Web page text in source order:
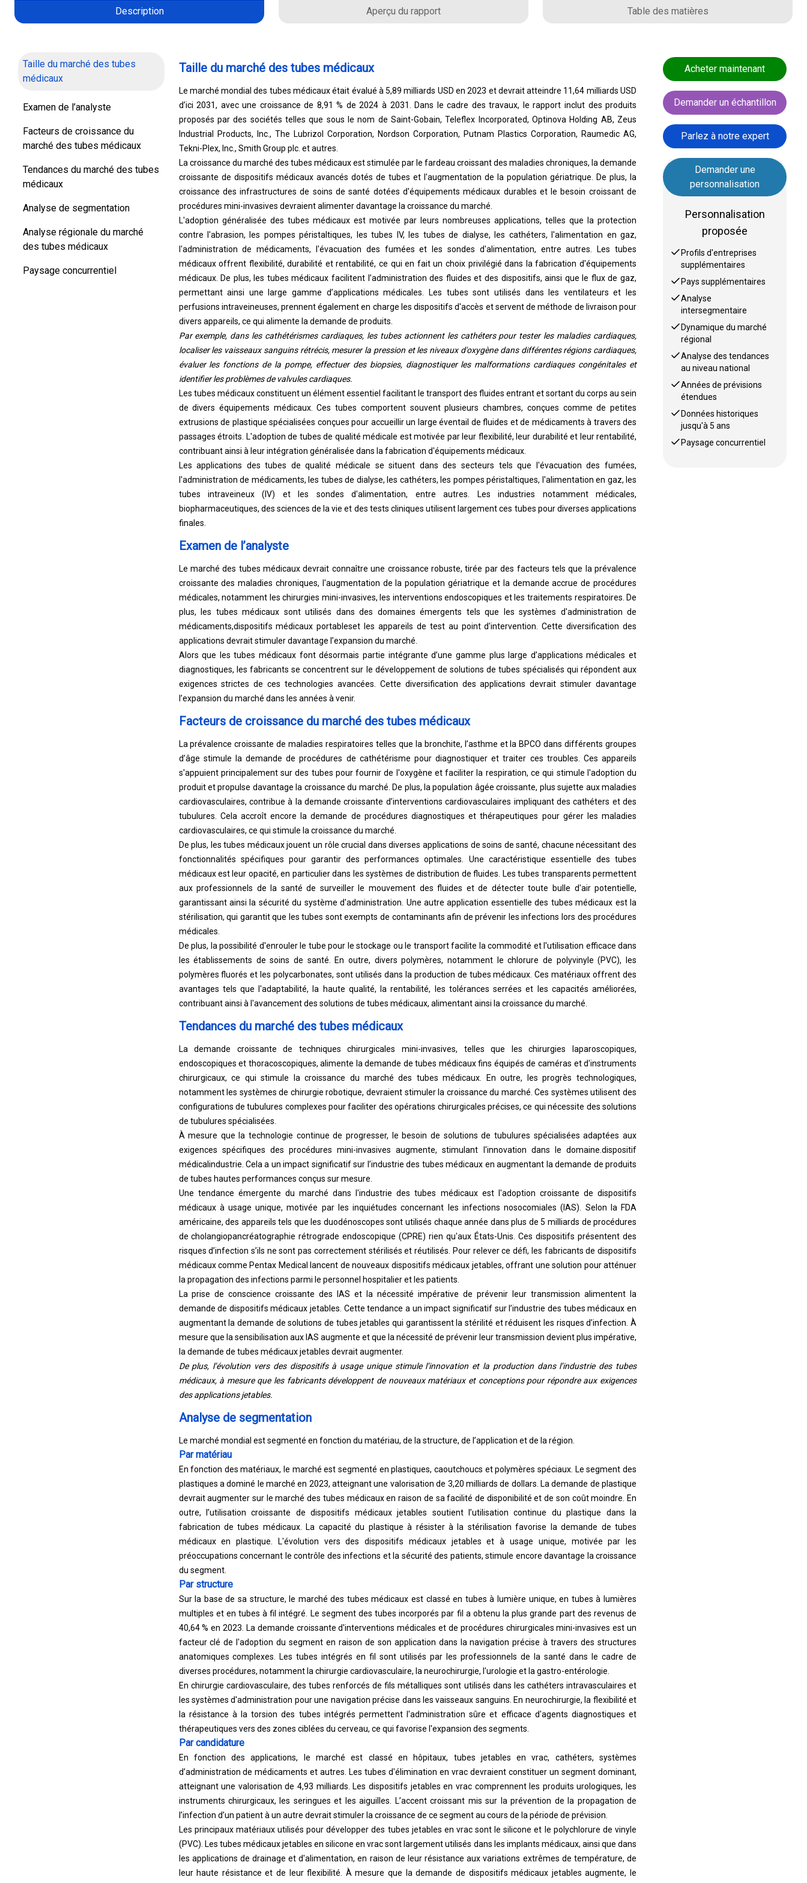
Description Aperçu du rapport Table des matières
Taille du marché des tubes
médicaux
Examen de l’analyste
Facteurs de croissance du
marché des tubes médicaux
Tendances du marché des tubes
médicaux
Analyse de segmentation
Analyse régionale du marché
des tubes médicaux
Paysage concurrentiel
Taille du marché des tubes médicaux
Le marché mondial des tubes médicaux était évalué à 5,89 milliards USD en 2023 et devrait atteindre 11,64 milliards USD
d’ici 2031, avec une croissance de 8,91 % de 2024 à 2031. Dans le cadre des travaux, le rapport inclut des produits
proposés par des sociétés telles que sous le nom de Saint-Gobain, Teleflex Incorporated, Optinova Holding AB, Zeus
Industrial Products, Inc., The Lubrizol Corporation, Nordson Corporation, Putnam Plastics Corporation, Raumedic AG,
Tekni-Plex, Inc., Smith Group plc. et autres.
La croissance du marché des tubes médicaux est stimulée par le fardeau croissant des maladies chroniques, la demande
croissante de dispositifs médicaux avancés dotés de tubes et l'augmentation de la population gériatrique. De plus, la
croissance des infrastructures de soins de santé dotées d'équipements médicaux durables et le besoin croissant de
procédures mini-invasives devraient alimenter davantage la croissance du marché.
L'adoption généralisée des tubes médicaux est motivée par leurs nombreuses applications, telles que la protection
contre l'abrasion, les pompes péristaltiques, les tubes IV, les tubes de dialyse, les cathéters, l'alimentation en gaz,
l'administration de médicaments, l'évacuation des fumées et les sondes d'alimentation, entre autres. Les tubes
médicaux offrent flexibilité, durabilité et rentabilité, ce qui en fait un choix privilégié dans la fabrication d'équipements
médicaux. De plus, les tubes médicaux facilitent l’administration des fluides et des dispositifs, ainsi que le flux de gaz,
permettant ainsi une large gamme d’applications médicales. Les tubes sont utilisés dans les ventilateurs et les
perfusions intraveineuses, prennent également en charge les dispositifs d'accès et servent de méthode de livraison pour
divers appareils, ce qui alimente la demande de produits.
Par exemple, dans les cathétérismes cardiaques, les tubes actionnent les cathéters pour tester les maladies cardiaques,
localiser les vaisseaux sanguins rétrécis, mesurer la pression et les niveaux d'oxygène dans différentes régions cardiaques,
évaluer les fonctions de la pompe, effectuer des biopsies, diagnostiquer les malformations cardiaques congénitales et
identifier les problèmes de valvules cardiaques.
Les tubes médicaux constituent un élément essentiel facilitant le transport des fluides entrant et sortant du corps au sein
de divers équipements médicaux. Ces tubes comportent souvent plusieurs chambres, conçues comme de petites
extrusions de plastique spécialisées conçues pour accueillir un large éventail de fluides et de médicaments à travers des
passages étroits. L'adoption de tubes de qualité médicale est motivée par leur flexibilité, leur durabilité et leur rentabilité,
contribuant ainsi à leur intégration généralisée dans la fabrication d'équipements médicaux.
Les applications des tubes de qualité médicale se situent dans des secteurs tels que l'évacuation des fumées,
l'administration de médicaments, les tubes de dialyse, les cathéters, les pompes péristaltiques, l'alimentation en gaz, les
tubes intraveineux (IV) et les sondes d'alimentation, entre autres. Les industries notamment médicales,
biopharmaceutiques, des sciences de la vie et des tests cliniques utilisent largement ces tubes pour diverses applications
finales.
Examen de l’analyste
Le marché des tubes médicaux devrait connaître une croissance robuste, tirée par des facteurs tels que la prévalence
croissante des maladies chroniques, l'augmentation de la population gériatrique et la demande accrue de procédures
médicales, notamment les chirurgies mini-invasives, les interventions endoscopiques et les traitements respiratoires. De
plus, les tubes médicaux sont utilisés dans des domaines émergents tels que les systèmes d'administration de
médicaments,dispositifs médicaux portableset les appareils de test au point d'intervention. Cette diversification des
applications devrait stimuler davantage l’expansion du marché.
Alors que les tubes médicaux font désormais partie intégrante d’une gamme plus large d’applications médicales et
diagnostiques, les fabricants se concentrent sur le développement de solutions de tubes spécialisés qui répondent aux
exigences strictes de ces technologies avancées. Cette diversification des applications devrait stimuler davantage
l’expansion du marché dans les années à venir.
Facteurs de croissance du marché des tubes médicaux
La prévalence croissante de maladies respiratoires telles que la bronchite, l’asthme et la BPCO dans différents groupes
d’âge stimule la demande de procédures de cathétérisme pour diagnostiquer et traiter ces troubles. Ces appareils
s'appuient principalement sur des tubes pour fournir de l'oxygène et faciliter la respiration, ce qui stimule l'adoption du
produit et propulse davantage la croissance du marché. De plus, la population âgée croissante, plus sujette aux maladies
cardiovasculaires, contribue à la demande croissante d’interventions cardiovasculaires impliquant des cathéters et des
tubulures. Cela accroît encore la demande de procédures diagnostiques et thérapeutiques pour gérer les maladies
cardiovasculaires, ce qui stimule la croissance du marché.
De plus, les tubes médicaux jouent un rôle crucial dans diverses applications de soins de santé, chacune nécessitant des
fonctionnalités spécifiques pour garantir des performances optimales. Une caractéristique essentielle des tubes
médicaux est leur opacité, en particulier dans les systèmes de distribution de fluides. Les tubes transparents permettent
aux professionnels de la santé de surveiller le mouvement des fluides et de détecter toute bulle d'air potentielle,
garantissant ainsi la sécurité du système d'administration. Une autre application essentielle des tubes médicaux est la
stérilisation, qui garantit que les tubes sont exempts de contaminants afin de prévenir les infections lors des procédures
médicales.
De plus, la possibilité d'enrouler le tube pour le stockage ou le transport facilite la commodité et l'utilisation efficace dans
les établissements de soins de santé. En outre, divers polymères, notamment le chlorure de polyvinyle (PVC), les
polymères fluorés et les polycarbonates, sont utilisés dans la production de tubes médicaux. Ces matériaux offrent des
avantages tels que l'adaptabilité, la haute qualité, la rentabilité, les tolérances serrées et les capacités améliorées,
contribuant ainsi à l'avancement des solutions de tubes médicaux, alimentant ainsi la croissance du marché.
Tendances du marché des tubes médicaux
La demande croissante de techniques chirurgicales mini-invasives, telles que les chirurgies laparoscopiques,
endoscopiques et thoracoscopiques, alimente la demande de tubes médicaux fins équipés de caméras et d'instruments
chirurgicaux, ce qui stimule la croissance du marché des tubes médicaux. En outre, les progrès technologiques,
notamment les systèmes de chirurgie robotique, devraient stimuler la croissance du marché. Ces systèmes utilisent des
configurations de tubulures complexes pour faciliter des opérations chirurgicales précises, ce qui nécessite des solutions
de tubulures spécialisées.
À mesure que la technologie continue de progresser, le besoin de solutions de tubulures spécialisées adaptées aux
exigences spécifiques des procédures mini-invasives augmente, stimulant l'innovation dans le domaine.dispositif
médical industrie. Cela a un impact significatif sur l’industrie des tubes médicaux en augmentant la demande de produits
de tubes hautes performances conçus sur mesure.
Une tendance émergente du marché dans l'industrie des tubes médicaux est l'adoption croissante de dispositifs
médicaux à usage unique, motivée par les inquiétudes concernant les infections nosocomiales (IAS). Selon la FDA
américaine, des appareils tels que les duodénoscopes sont utilisés chaque année dans plus de 5 milliards de procédures
de cholangiopancréatographie rétrograde endoscopique (CPRE) rien qu'aux États-Unis. Ces dispositifs présentent des
risques d’infection s’ils ne sont pas correctement stérilisés et réutilisés. Pour relever ce défi, les fabricants de dispositifs
médicaux comme Pentax Medical lancent de nouveaux dispositifs médicaux jetables, offrant une solution pour atténuer
la propagation des infections parmi le personnel hospitalier et les patients.
La prise de conscience croissante des IAS et la nécessité impérative de prévenir leur transmission alimentent la
demande de dispositifs médicaux jetables. Cette tendance a un impact significatif sur l’industrie des tubes médicaux en
augmentant la demande de solutions de tubes jetables qui garantissent la stérilité et réduisent les risques d’infection. À
mesure que la sensibilisation aux IAS augmente et que la nécessité de prévenir leur transmission devient plus impérative,
la demande de tubes médicaux jetables devrait augmenter.
De plus, l’évolution vers des dispositifs à usage unique stimule l’innovation et la production dans l’industrie des tubes
médicaux, à mesure que les fabricants développent de nouveaux matériaux et conceptions pour répondre aux exigences
des applications jetables.
Analyse de segmentation
Le marché mondial est segmenté en fonction du matériau, de la structure, de l’application et de la région.
Par matériau
En fonction des matériaux, le marché est segmenté en plastiques, caoutchoucs et polymères spéciaux. Le segment des
plastiques a dominé le marché en 2023, atteignant une valorisation de 3,20 milliards de dollars. La demande de plastique
devrait augmenter sur le marché des tubes médicaux en raison de sa facilité de disponibilité et de son coût moindre. En
outre, l’utilisation croissante de dispositifs médicaux jetables soutient l’utilisation continue du plastique dans la
fabrication de tubes médicaux. La capacité du plastique à résister à la stérilisation favorise la demande de tubes
médicaux en plastique. L'évolution vers des dispositifs médicaux jetables et à usage unique, motivée par les
préoccupations concernant le contrôle des infections et la sécurité des patients, stimule encore davantage la croissance
du segment.
Par structure
Sur la base de sa structure, le marché des tubes médicaux est classé en tubes à lumière unique, en tubes à lumières
multiples et en tubes à fil intégré. Le segment des tubes incorporés par fil a obtenu la plus grande part des revenus de
40,64 % en 2023. La demande croissante d'interventions médicales et de procédures chirurgicales mini-invasives est un
facteur clé de l'adoption du segment en raison de son application dans la navigation précise à travers des structures
anatomiques complexes. Les tubes intégrés en fil sont utilisés par les professionnels de la santé dans le cadre de
diverses procédures, notamment la chirurgie cardiovasculaire, la neurochirurgie, l'urologie et la gastro-entérologie.
En chirurgie cardiovasculaire, des tubes renforcés de fils métalliques sont utilisés dans les cathéters intravasculaires et
les systèmes d'administration pour une navigation précise dans les vaisseaux sanguins. En neurochirurgie, la flexibilité et
la résistance à la torsion des tubes intégrés permettent l'administration sûre et efficace d'agents diagnostiques et
thérapeutiques vers des zones ciblées du cerveau, ce qui favorise l'expansion des segments.
Par candidature
En fonction des applications, le marché est classé en hôpitaux, tubes jetables en vrac, cathéters, systèmes
d’administration de médicaments et autres. Les tubes d'élimination en vrac devraient constituer un segment dominant,
atteignant une valorisation de 4,93 milliards. Les dispositifs jetables en vrac comprennent les produits urologiques, les
instruments chirurgicaux, les seringues et les aiguilles. L’accent croissant mis sur la prévention de la propagation de
l’infection d’un patient à un autre devrait stimuler la croissance de ce segment au cours de la période de prévision.
Les principaux matériaux utilisés pour développer des tubes jetables en vrac sont le silicone et le polychlorure de vinyle
(PVC). Les tubes médicaux jetables en silicone en vrac sont largement utilisés dans les implants médicaux, ainsi que dans
les applications de drainage et d'alimentation, en raison de leur résistance aux variations extrêmes de température, de
leur haute résistance et de leur flexibilité. À mesure que la demande de dispositifs médicaux jetables augmente, le
Acheter maintenant
Demander un échantillon
Parlez à notre expert
Demander une
personnalisation
Personnalisation
proposée
Profils d'entreprises
supplémentaires
Pays supplémentaires
Analyse
intersegmentaire
Dynamique du marché
régional
Analyse des tendances
au niveau national
Années de prévisions
étendues
Données historiques
jusqu'à 5 ans
Paysage concurrentiel